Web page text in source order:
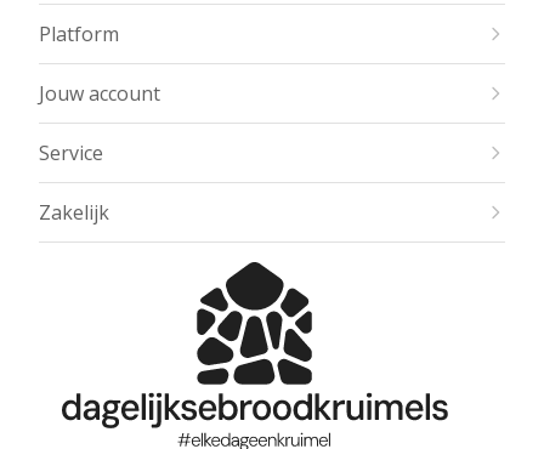
Platform
Jouw account
Service
Zakelijk